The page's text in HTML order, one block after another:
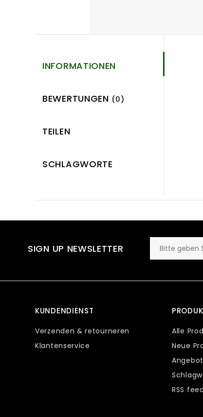
INFORMATIONEN
BEWERTUNGEN (0)
TEILEN
SCHLAGWORTE
SIGN UP NEWSLETTER
KUNDENDIENST
Verzenden & retourneren
Klantenservice
Alle
Neue
RSS feed